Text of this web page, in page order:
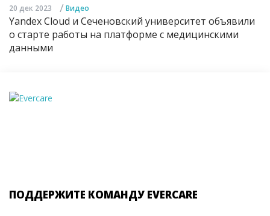
20 дек 2023 / Видео
Yandex Cloud и Сеченовский университет объявили
о старте работы на платформе с медицинскими
данными
ПОДДЕРЖИТЕ КОМАНДУ EVERCARE